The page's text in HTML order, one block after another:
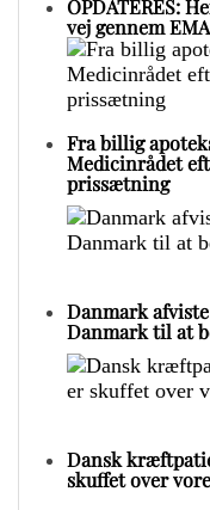
OPDATERES:
vej gennem EMA
Fra billig
Medicinrådet
prissætning
Danmark
Danmark til at
Dansk
skuffet over